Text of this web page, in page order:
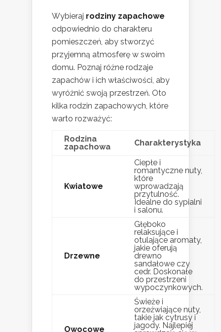
Wybieraj rodziny zapachowe
odpowiednio do charakteru
pomieszczeń, aby stworzyć
przyjemną atmosferę w swoim
domu. Poznaj różne rodzaje
zapachów i ich właściwości, aby
wyróżnić swoją przestrzeń. Oto
kilka rodzin zapachowych, które
warto rozważyć:
Rodzina
zapachowa
Charakterystyka
Kwiatowe
Ciepłe i
romantyczne nuty,
które
wprowadzają
przytulność.
Idealne do sypialni
i salonu.
Drzewne
Głęboko
relaksujące i
otulające aromaty,
jakie oferują
drewno
sandałowe czy
cedr. Doskonałe
do przestrzeni
wypoczynkowych.
Owocowe
Świeże i
orzeźwiające nuty,
takie jak cytrusy i
jagody. Najlepiej